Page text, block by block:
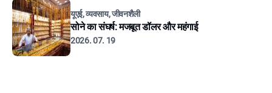
यूएई, व्यवसाय, जीवनशैली
सोने का संघर्ष: मजबूत डॉलर और महंगाई
2026. 07. 19